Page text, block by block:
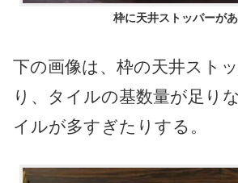
枠に天井ストッパーが
下の画像は、枠の天井スト
り、タイルの基数量が足り
イルが多すぎたりする。